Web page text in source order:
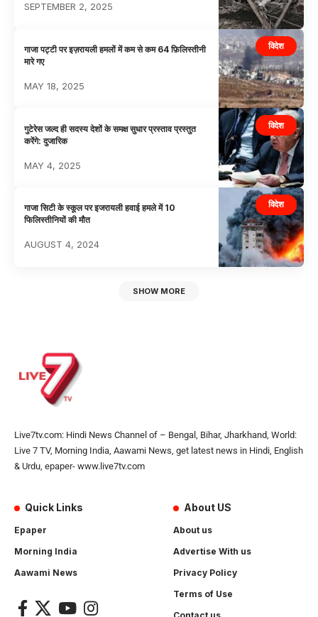
SEPTEMBER 2, 2025
विदेश
गाजा पट्टी पर इज़रायली हमलों में कम से कम 64 फ़िलिस्तीनी
मारे गए
MAY 18, 2025
विदेश
गुटेरेस जल्द ही सदस्य देशों के समक्ष सुधार प्रस्ताव प्रस्तुत
करेंगे: दुजारिक
MAY 4, 2025
विदेश
गाजा सिटी के स्कूल पर इजरायली हवाई हमले में 10
फिलिस्तीनियों की मौत
AUGUST 4, 2024
SHOW MORE
Live7tv.com: Hindi News Channel of – Bengal, Bihar, Jharkhand, World:
Live 7 TV, Morning India, Aawami News, get latest news in Hindi, English
& Urdu, epaper- www.live7tv.com
Quick Links
Epaper
Morning India
Aawami News
About US
About us
Advertise With us
Privacy Policy
Terms of Use